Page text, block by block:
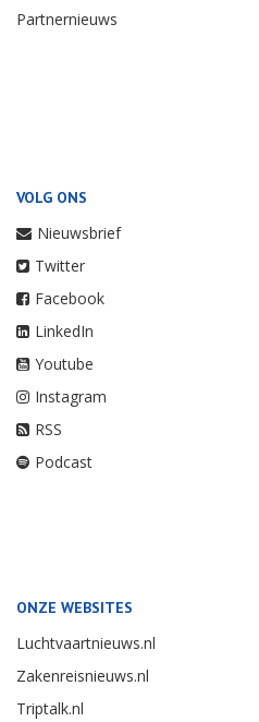
Partnernieuws
VOLG ONS
Nieuwsbrief
Twitter
Facebook
LinkedIn
Youtube
Instagram
RSS
Podcast
ONZE WEBSITES
Luchtvaartnieuws.nl
Zakenreisnieuws.nl
Triptalk.nl